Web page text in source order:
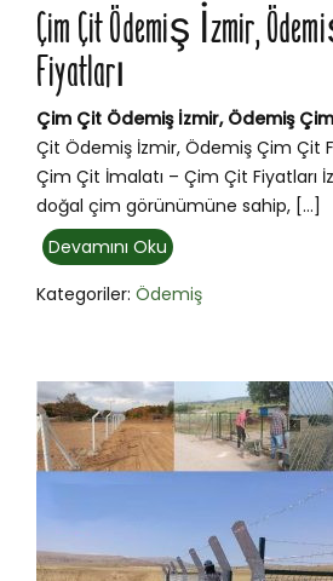
Çim Çit Ödemiş İzmir,
Fiyatları
Çim Çit Ödemiş İzmir, Ödemiş
Çit Ödemiş İzmir, Ödemiş Çim Çit
Çim Çit İmalatı – Çim Çit Fiyatları
doğal çim görünümüne sahip, […]
Devamını Oku
Kategoriler: Ödemiş